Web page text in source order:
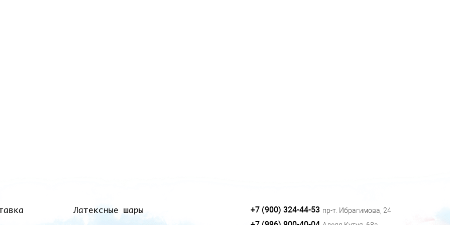
Латексные шары
+7 (900) 324-44-53 пр-т. Ибрагимова, 24